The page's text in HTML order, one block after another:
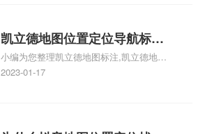
地图标注服务中心铺招牌相关地图标注知
识，详情可查看下方正文！
凯立德地图位置定位导航标
注？凯立德地图位置定位,导航,
标注？
小编为您整理凯立德地图标注,凯立德地图
标注怎么做啊、凯立德地图标注,凯立德地
2023-01-17